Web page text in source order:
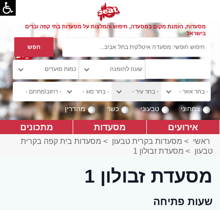
מסעדות, הזמנת מקום במסעדה, חיפוש והמלצות על מסעדות בתי קפה וברים
בישראל
צמחוני טבעוני כשר מהדרין
אירועים מסעדות מתכונים
ראשי > מסעדות בקרית טבעון > מסעדות בית קפה בקרית
טבעון > מסעדת זבולון 1
מסעדת זבולון 1
שעות פתיחה